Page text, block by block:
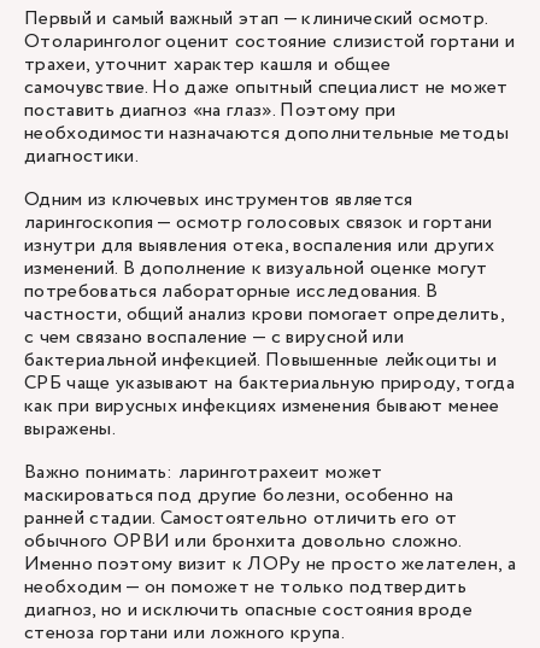
Первый и самый важный этап — клинический осмотр.
Отоларинголог оценит состояние слизистой гортани и
трахеи, уточнит характер кашля и общее
самочувствие. Но даже опытный специалист не может
поставить диагноз «на глаз». Поэтому при
необходимости назначаются дополнительные методы
диагностики.
Одним из ключевых инструментов является
ларингоскопия — осмотр голосовых связок и гортани
изнутри для выявления отека, воспаления или других
изменений. В дополнение к визуальной оценке могут
потребоваться лабораторные исследования. В
частности, общий анализ крови помогает определить,
с чем связано воспаление — с вирусной или
бактериальной инфекцией. Повышенные лейкоциты и
СРБ чаще указывают на бактериальную природу, тогда
как при вирусных инфекциях изменения бывают менее
выражены.
Важно понимать: ларинготрахеит может
маскироваться под другие болезни, особенно на
ранней стадии. Самостоятельно отличить его от
обычного ОРВИ или бронхита довольно сложно.
Именно поэтому визит к ЛОРу не просто желателен, а
необходим — он поможет не только подтвердить
диагноз, но и исключить опасные состояния вроде
стеноза гортани или ложного крупа.